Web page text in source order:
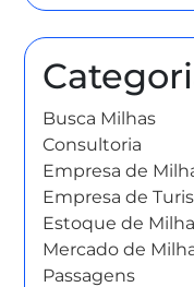
Busca Milhas
Consultoria
Empresa de
Empresa de
Estoque de
Mercado de
Passagens